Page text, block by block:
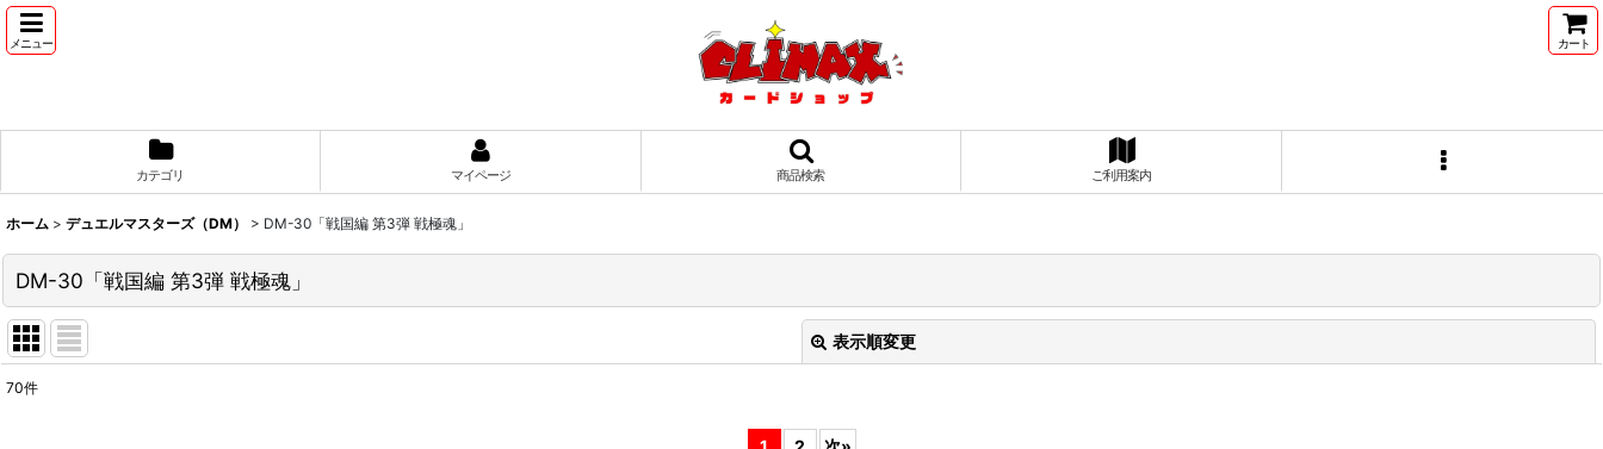
メニュー カート
カテゴリ マイページ 商品検索 ご利用案内
ホーム > デュエルマスターズ（DM） > DM-30「戦国編 第3弾 戦極魂」
DM-30「戦国編 第3弾 戦極魂」
表示順変更
70件